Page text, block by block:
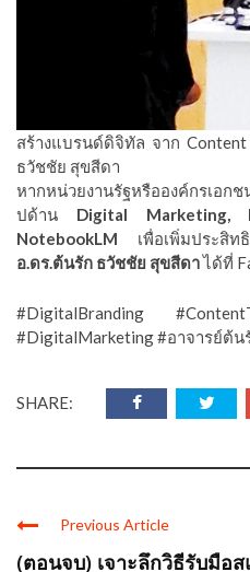
สร้างแบรนด์ดิจิทัล จาก
ธวัชชัย สุขสีดา
หากหน่วยงานรัฐหรือองค์กรเ
ปด้าน Digital Marketing,
NotebookLM เพื่อเพิ่มประสิท
อ.ดร.ต้นรัก ธวัชชัย สุขสีดาได้ที่
#DigitalBranding
#DigitalMarketing #อาจารย์ต้
SHARE:
Previous Article
(ตอนจบ) เจาะลึกวิธีรับมือ